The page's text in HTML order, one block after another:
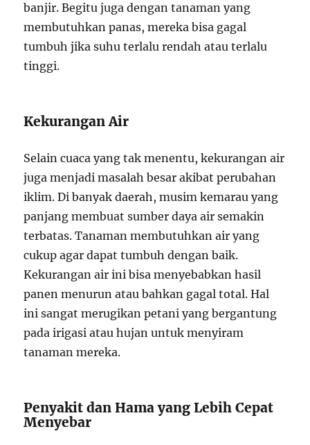
banjir. Begitu juga dengan tanaman yang
membutuhkan panas, mereka bisa gagal
tumbuh jika suhu terlalu rendah atau terlalu
tinggi.
Kekurangan Air
Selain cuaca yang tak menentu, kekurangan air
juga menjadi masalah besar akibat perubahan
iklim. Di banyak daerah, musim kemarau yang
panjang membuat sumber daya air semakin
terbatas. Tanaman membutuhkan air yang
cukup agar dapat tumbuh dengan baik.
Kekurangan air ini bisa menyebabkan hasil
panen menurun atau bahkan gagal total. Hal
ini sangat merugikan petani yang bergantung
pada irigasi atau hujan untuk menyiram
tanaman mereka.
Penyakit dan Hama yang Lebih Cepat
Menyebar